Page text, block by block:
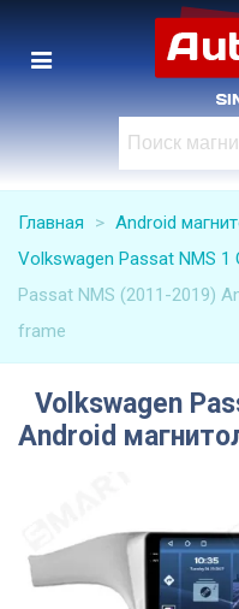
Главная > Android
Volkswagen Passat NMS 1
Passat NMS (2011-2019)
frame
Volkswagen
Android